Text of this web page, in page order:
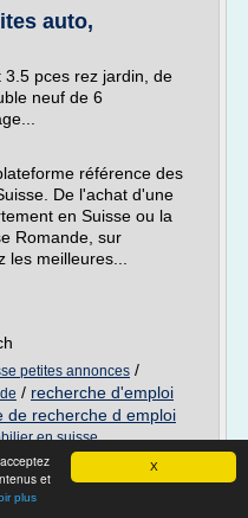
X
et
plus
auto,
3.5 pces rez jardin, de
neuf de 6
référence des
De l'achat d'une
en Suisse ou la
Romande, sur
meilleures...
petites annonces /
/ recherche d'emploi
de recherche d emploi
en suisse
et de Cv -